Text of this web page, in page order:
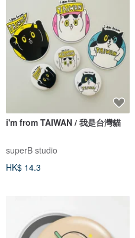
i'm from TAIWAN / 我是台灣貓
superB studio
HK$ 14.3